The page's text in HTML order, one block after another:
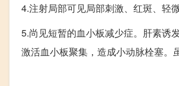
4.注射局部可见局部刺激、红斑、轻
5.尚见短暂的血小板减少症。肝素诱
激活血小板聚集，造成小动脉栓塞。